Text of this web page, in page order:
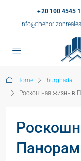
+20 100 4545
Home
hurghada
Роскошная жизнь в